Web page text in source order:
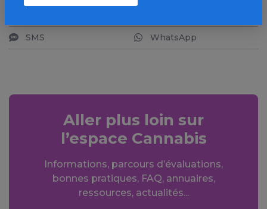
SMS WhatsApp
Aller plus loin sur
l’espace Cannabis
Informations, parcours d’évaluations,
bonnes pratiques, FAQ, annuaires,
ressources, actualités...